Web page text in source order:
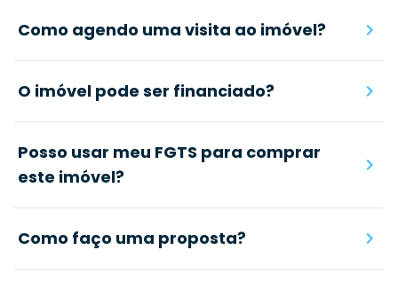
Como agendo uma visita ao imóvel?
O imóvel pode ser financiado?
Posso usar meu FGTS para comprar
este imóvel?
Como faço uma proposta?